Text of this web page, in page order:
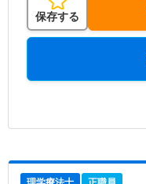
保存する